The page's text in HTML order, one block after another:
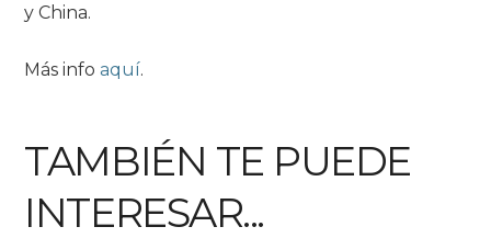
y China.
Más infoaquí.
TAMBIÉN TE PUEDE
INTERESAR...